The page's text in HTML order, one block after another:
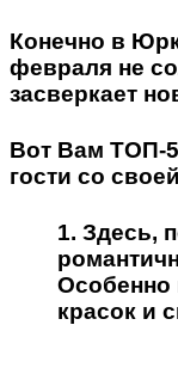
Конечно в
февраля не
засверкает
Вот Вам ТОП-
гости со
1. Здесь,
Особенно
красок и